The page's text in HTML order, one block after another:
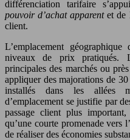
différenciation tarifaire
pouvoir d’achat apparentet de
client.
L’emplacement
niveaux de prix pratiqués.
principales des marchés ou
appliquer des majorations de
installés dans les allées
d’emplacement se justifie par
passage client plus
qu’une courte promenade vers
de réaliser des économies